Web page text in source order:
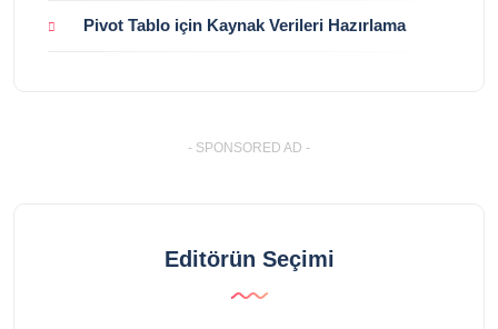
Pivot Tablo için Kaynak Verileri Hazırlama
- SPONSORED AD -
Editörün Seçimi